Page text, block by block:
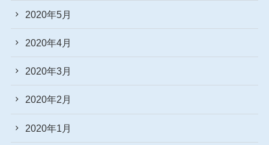
2020年5月
2020年4月
2020年3月
2020年2月
2020年1月